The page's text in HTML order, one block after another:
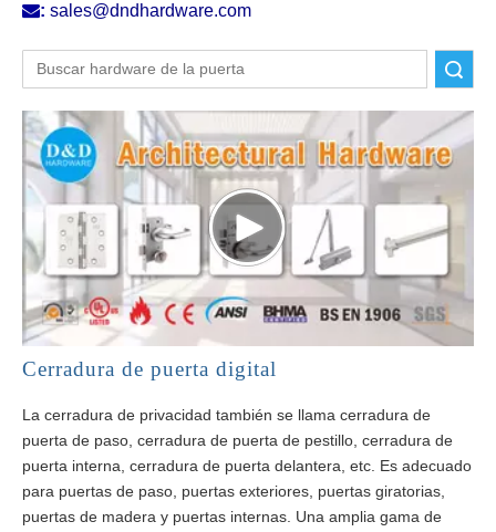
: sales@dndhardware.com
Cerradura de puerta digital
La cerradura de privacidad también se llama cerradura de
puerta de paso, cerradura de puerta de pestillo, cerradura de
puerta interna, cerradura de puerta delantera, etc. Es adecuado
para puertas de paso, puertas exteriores, puertas giratorias,
puertas de madera y puertas internas. Una amplia gama de